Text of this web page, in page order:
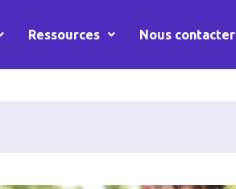
Ressources Nous contacter